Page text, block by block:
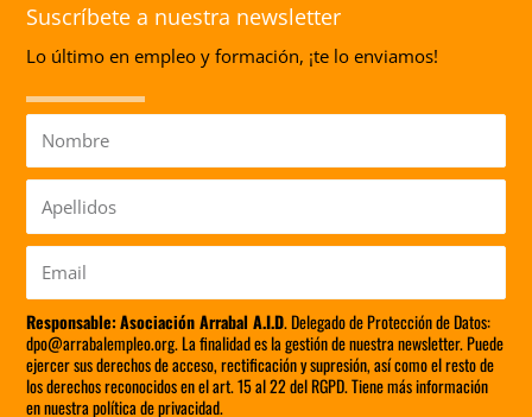
Suscríbete a nuestra newsletter
Lo último en empleo y formación, ¡te lo enviamos!
Nombre
Apellidos
Responsable: Asociación Arrabal A.I.D. Delegado de Protección de Datos:
dpo@arrabalempleo.org. La finalidad es la gestión de nuestra newsletter. Puede
ejercer sus derechos de acceso, rectificación y supresión, así como el resto de
los derechos reconocidos en el art. 15 al 22 del RGPD. Tiene más información
en nuestra política de privacidad.